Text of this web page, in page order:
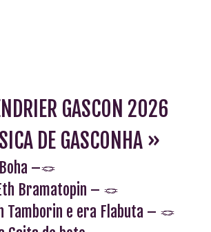
GASCON 2026
DE GASCONHA »
–🪢
Bramatopin – 🪢
Tamborin e era Flabuta – 🪢